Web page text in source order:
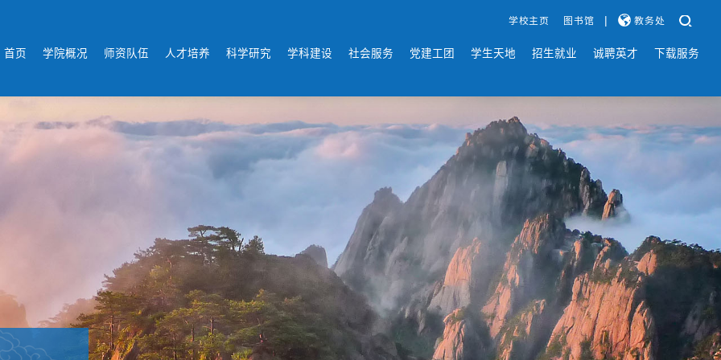
学校主页 图书馆 教务处
首页 学院概况 师资队伍 人才培养 科学研究 学科建设 社会服务 党建工团 学生天地 招生就业 诚聘英才 下载服务